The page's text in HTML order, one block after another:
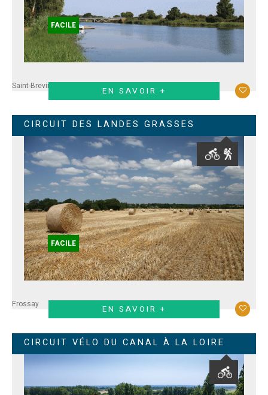
EN SAVOIR +
Saint-BrevinFrossay
FACILE
CIRCUIT DES LANDES GRASSES
EN SAVOIR +
Frossay
FACILE
CIRCUIT VÉLO DU CANAL À LA LOIRE